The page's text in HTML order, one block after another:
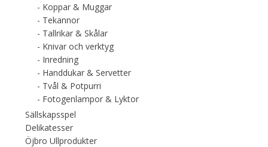
Koppar & Muggar
Tekannor
Tallrikar & Skålar
Knivar och verktyg
Inredning
Handdukar & Servetter
Tvål & Potpurri
Fotogenlampor & Lyktor
Sällskapsspel
Delikatesser
Öjbro Ullprodukter